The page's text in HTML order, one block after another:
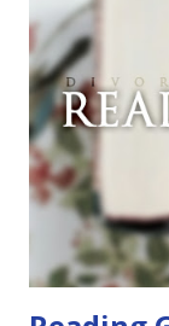
sarà piuttosto
volta che provo
farò uno
spiegarmi come
CONSISTE
agli autori
autopubblicati.